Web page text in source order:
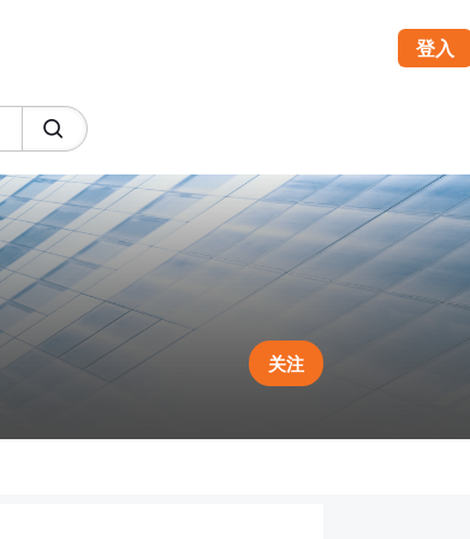
登入
关注